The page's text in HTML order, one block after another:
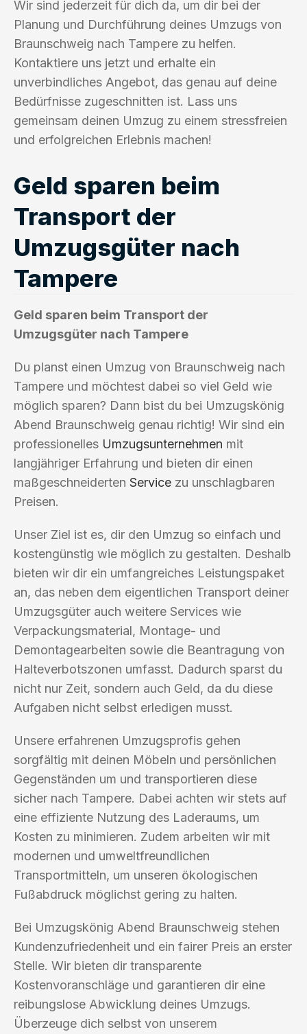
Wir sind jederzeit für dich da, um dir bei der
Planung und Durchführung deines Umzugs von
Braunschweig nach Tampere zu helfen.
Kontaktiere uns jetzt und erhalte ein
unverbindliches Angebot, das genau auf deine
Bedürfnisse zugeschnitten ist. Lass uns
gemeinsam deinen Umzug zu einem stressfreien
und erfolgreichen Erlebnis machen!
Geld sparen beim
Transport der
Umzugsgüter nach
Tampere
Geld sparen beim Transport der
Umzugsgüter nach Tampere
Du planst einen Umzug von Braunschweig nach
Tampere und möchtest dabei so viel Geld wie
möglich sparen? Dann bist du bei Umzugskönig
Abend Braunschweig genau richtig! Wir sind ein
professionelles Umzugsunternehmen mit
langjähriger Erfahrung und bieten dir einen
maßgeschneiderten Service zu unschlagbaren
Preisen.
Unser Ziel ist es, dir den Umzug so einfach und
kostengünstig wie möglich zu gestalten. Deshalb
bieten wir dir ein umfangreiches Leistungspaket
an, das neben dem eigentlichen Transport deiner
Umzugsgüter auch weitere Services wie
Verpackungsmaterial, Montage- und
Demontagearbeiten sowie die Beantragung von
Halteverbotszonen umfasst. Dadurch sparst du
nicht nur Zeit, sondern auch Geld, da du diese
Aufgaben nicht selbst erledigen musst.
Unsere erfahrenen Umzugsprofis gehen
sorgfältig mit deinen Möbeln und persönlichen
Gegenständen um und transportieren diese
sicher nach Tampere. Dabei achten wir stets auf
eine effiziente Nutzung des Laderaums, um
Kosten zu minimieren. Zudem arbeiten wir mit
modernen und umweltfreundlichen
Transportmitteln, um unseren ökologischen
Fußabdruck möglichst gering zu halten.
Bei Umzugskönig Abend Braunschweig stehen
Kundenzufriedenheit und ein fairer Preis an erster
Stelle. Wir bieten dir transparente
Kostenvoranschläge und garantieren dir eine
reibungslose Abwicklung deines Umzugs.
Überzeuge dich selbst von unserem